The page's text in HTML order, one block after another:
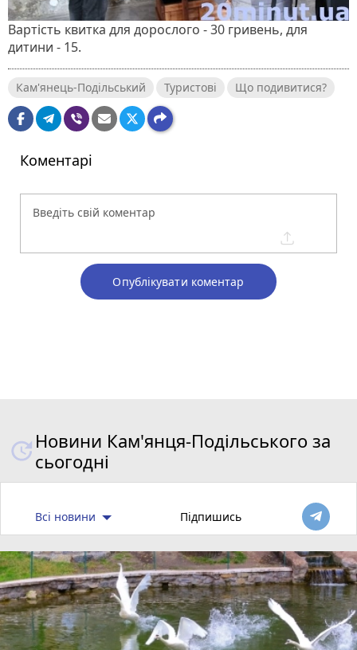
Вартість квитка для дорослого - 30 гривень, для
дитини - 15.
Кам'янець-Подільський Туристові Що подивитися?
Коментарі
Опублікувати коментар
Новини Кам'янця-Подільського за
сьогодні
Всі новини Підпишись